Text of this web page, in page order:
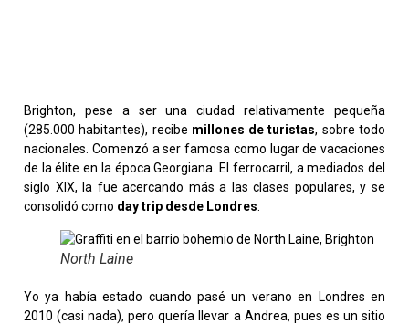
Brighton, pese a ser una ciudad relativamente pequeña
(285.000 habitantes), recibe millones de turistas, sobre todo
nacionales. Comenzó a ser famosa como lugar de vacaciones
de la élite en la época Georgiana. El ferrocarril, a mediados del
siglo XIX, la fue acercando más a las clases populares, y se
consolidó como day trip desde Londres.
North Laine
Yo ya había estado cuando pasé un verano en Londres en
2010 (casi nada), pero quería llevar a Andrea, pues es un sitio